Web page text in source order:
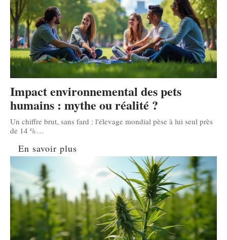
Impact environnemental des pets
humains : mythe ou réalité ?
Un chiffre brut, sans fard : l'élevage mondial pèse à lui seul près
de 14 %…
En savoir plus